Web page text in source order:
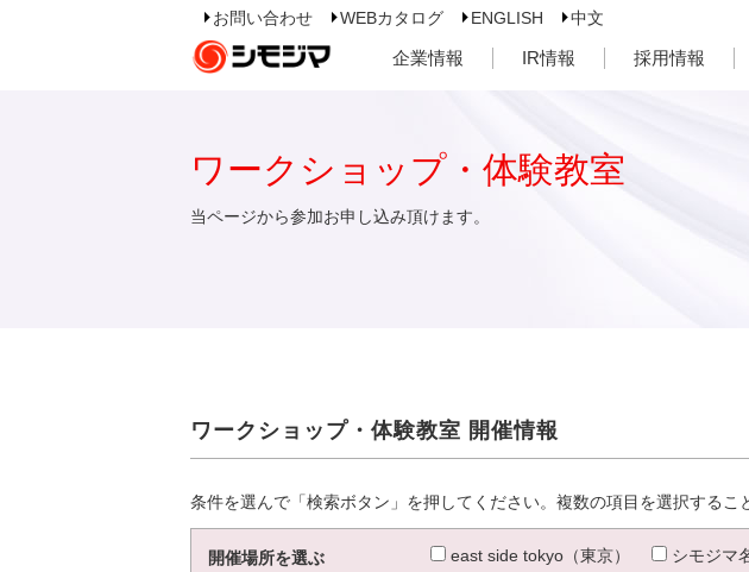
お問い合わせ WEBカタログ ENGLISH 中文
企業情報 IR情報 採用情報
ワークショップ・体験教室
当ページから参加お申し込み頂けます。
ワークショップ・体験教室 開催情報
条件を選んで「検索ボタン」を押してください。複数の項目を選択するこ
開催場所を選ぶ east side tokyo（東京） シモジマ